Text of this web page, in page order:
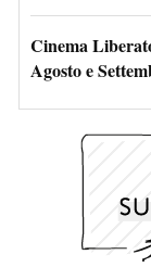
Cinema
Agosto e